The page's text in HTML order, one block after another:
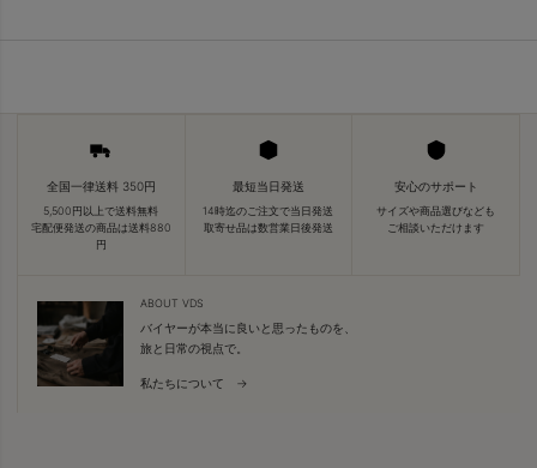
全国一律送料 350円
5,500円以上で送料無料
宅配便発送の商品は送料880
円
最短当日発送
14時迄のご注文で当日発送
取寄せ品は数営業日後発送
安心のサポート
サイズや商品選びなども
ご相談いただけます
ABOUT VDS
バイヤーが本当に良いと思ったものを、
旅と日常の視点で。
私たちについて →